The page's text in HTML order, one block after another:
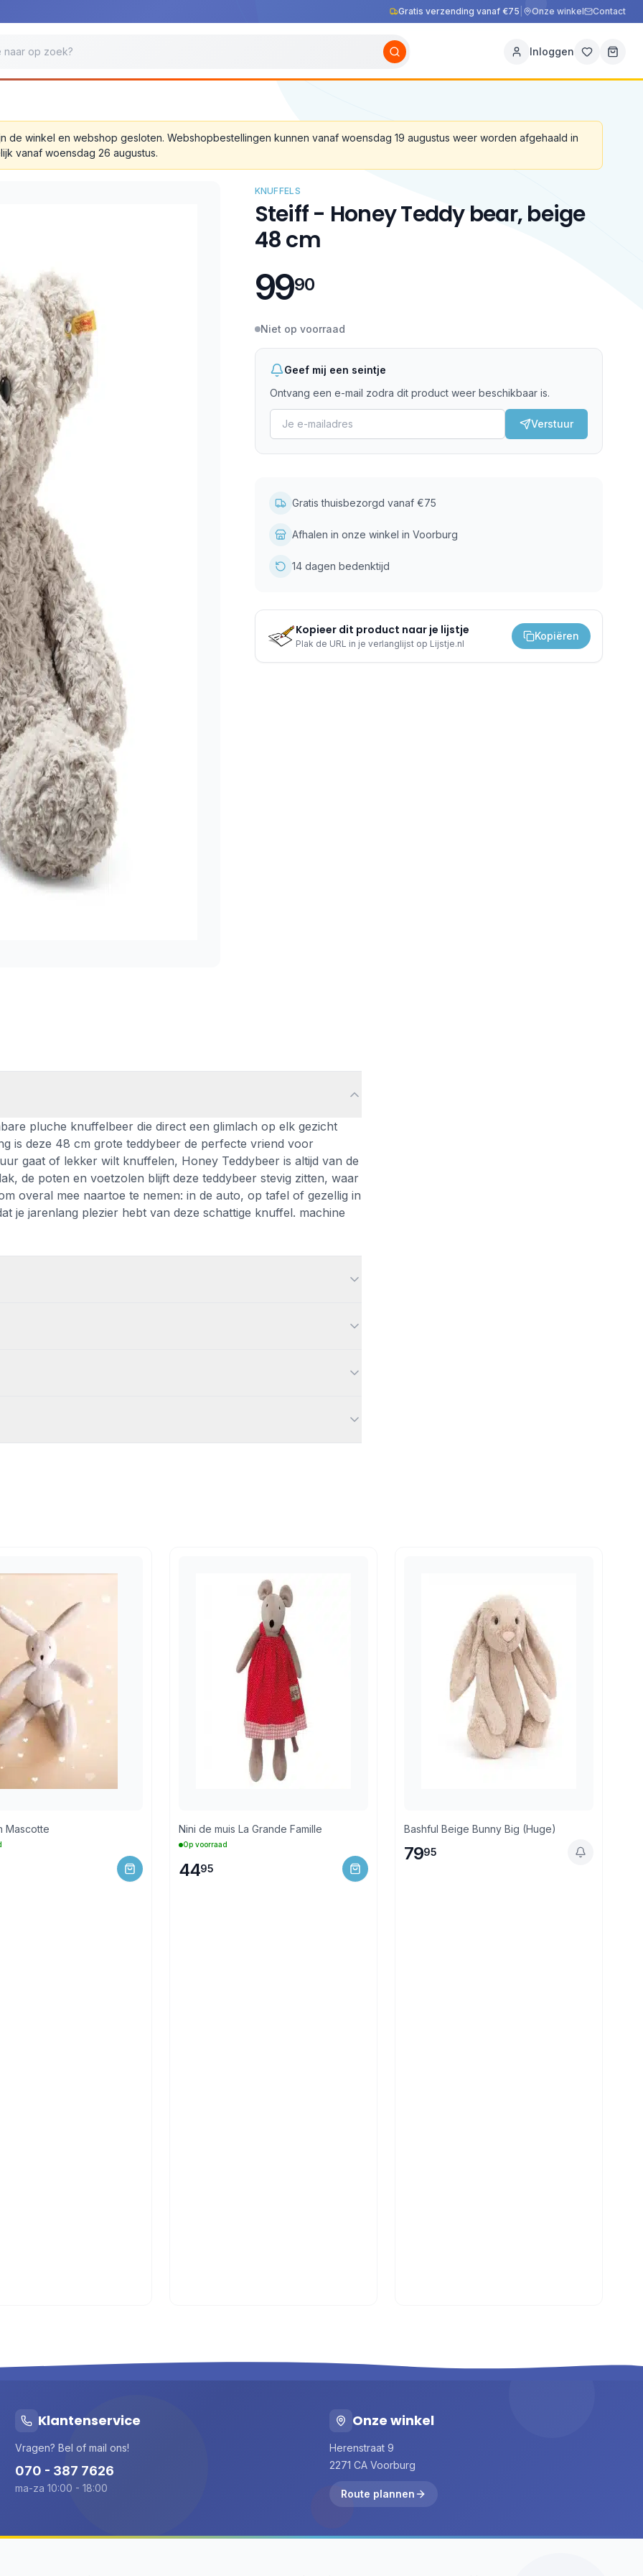
Gratis verzending vanaf €75 Onze winkel Contact
Inloggen
de winkel en webshop gesloten. Webshopbestellingen kunnen vanaf woensdag 19 augustus weer worden afgehaald in
vanaf woensdag 26 augustus.
KNUFFELS
Steiff - Honey Teddy bear, beige
48 cm
9990
Niet op voorraad
Geef mij een seintje
Ontvang een e-mail zodra dit product weer beschikbaar is.
Verstuur
Gratis thuisbezorgd vanaf €75
Afhalen in onze winkel in Voorburg
14 dagen bedenktijd
Kopieer dit product naar je lijstje
Plak de URL in je verlanglijst op Lijstje.nl
Kopiëren
pluche knuffelbeer die direct een glimlach op elk gezicht
is deze 48 cm grote teddybeer de perfecte vriend voor
gaat of lekker wilt knuffelen, Honey Teddybeer is altijd van de
de poten en voetzolen blijft deze teddybeer stevig zitten, waar
overal mee naartoe te nemen: in de auto, op tafel of gezellig in
je jarenlang plezier hebt van deze schattige knuffel. machine
en poppen
Mascotte Nini de muis La Grande Famille
Op voorraad
4495
Bashful Beige Bunny Big (Huge)
7995
Klantenservice
Vragen? Bel of mail ons!
070 - 387 7626
ma-za 10:00 - 18:00
Onze winkel
Herenstraat 9
2271 CA Voorburg
Route plannen